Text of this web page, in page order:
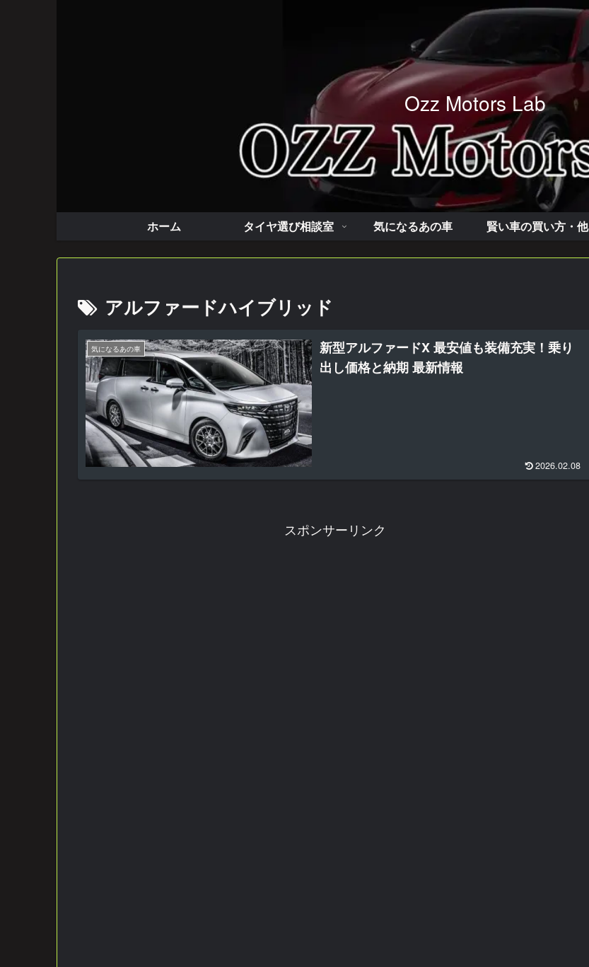
Ozz Motors Lab
ホーム タイヤ選び相談室 気になるあの車 賢い車の買い方・他
アルファードハイブリッド
気になるあの車
新型アルファードX 最安値も装備充実！乗り
出し価格と納期 最新情報
2026.02.08
スポンサーリンク